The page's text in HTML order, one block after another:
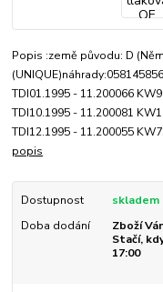
Popis :země původu: D
TDI01.1995 - 11.200066
TDI10.1995 - 11.200081
TDI12.1995 - 11.200055
popis
Dostupnost
skladem
Doba dodání
Zboží
Stačí,
17:00